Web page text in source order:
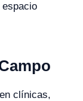
clínicas,